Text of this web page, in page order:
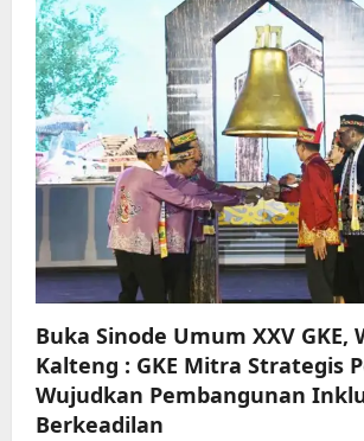
g
a
t
i
o
n
Buka Sinode Umum XXV GKE,
Kalteng : GKE Mitra Strategis
Wujudkan Pembangunan
Berkeadilan